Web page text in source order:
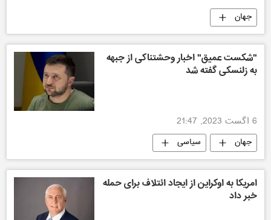
جهان
"شکست عمیق" اخبار وحشتناکی از جبهه
به زلنسکی گفته شد
6 اگست 2023, 21:47
جهان سیاسی
امریکا به اوکراین از ایجاد ائتلاف برای حمله
خبر داد